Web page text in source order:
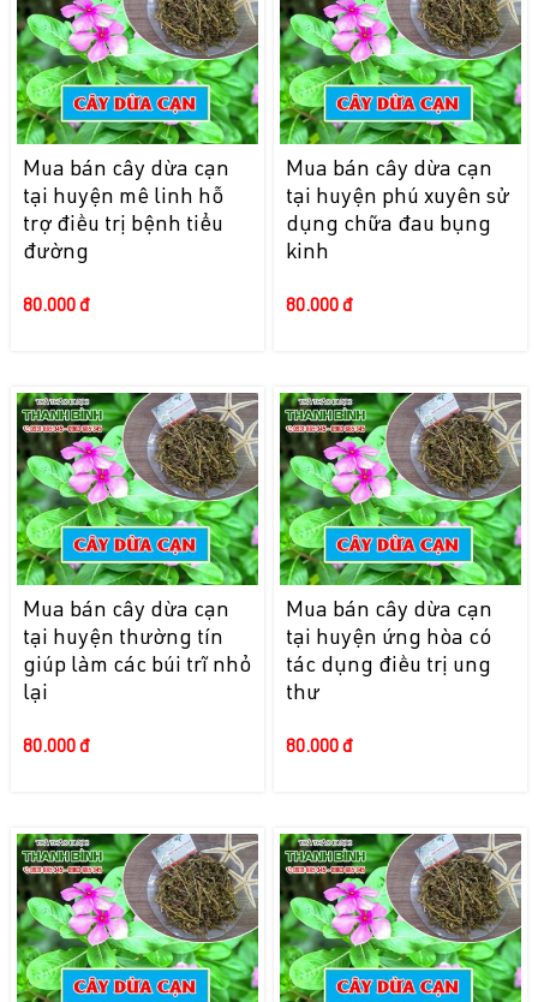
Mua bán cây dừa cạn
tại huyện mê linh hỗ
trợ điều trị bệnh tiểu
đường
80.000 đ
Mua bán cây dừa cạn
tại huyện phú xuyên sử
dụng chữa đau bụng
kinh
80.000 đ
Mua bán cây dừa cạn
tại huyện thường tín
giúp làm các búi trĩ nhỏ
lại
80.000 đ
Mua bán cây dừa cạn
tại huyện ứng hòa có
tác dụng điều trị ung
thư
80.000 đ